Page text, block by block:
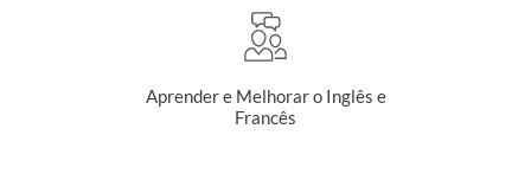
Aprender e Melhorar o Inglês e
Francês